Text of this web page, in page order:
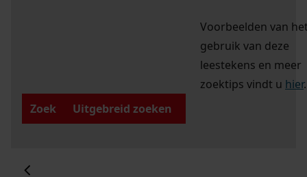
Voorbeelden van
gebruik van deze
leestekens en meer
zoektips vindt u hier.
Zoek
Uitgebreid zoeken